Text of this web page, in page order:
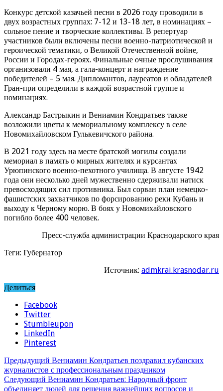
Конкурс детской казачьей песни в 2026 году проводили в
двух возрастных группах: 7-12 и 13-18 лет, в номинациях –
сольное пение и творческие коллективы. В репертуар
участников были включены песни военно-патриотической и
героической тематики, о Великой Отечественной войне,
России и Городах-героях. Финальные очные прослушивания
организовали 4 мая, а гала-концерт и награждение
победителей – 5 мая. Дипломантов, лауреатов и обладателей
Гран-при определили в каждой возрастной группе и
номинациях.
Александр Бастрыкин и Вениамин Кондратьев также
возложили цветы к мемориальному комплексу в селе
Новомихайловском Гулькевичского района.
В 2021 году здесь на месте братской могилы создали
мемориал в память о мирных жителях и курсантах
Урюпинского военно-пехотного училища. В августе 1942
года они несколько дней мужественно сдерживали натиск
превосходящих сил противника. Был сорван план немецко-
фашистских захватчиков по форсированию реки Кубань и
выходу к Черному морю. В боях у Новомихайловского
погибло более 400 человек.
Пресс-служба администрации Краснодарского края
Теги: Губернатор
Источник: admkrai.krasnodar.ru
Делиться
Facebook
Twitter
Stumbleupon
LinkedIn
Pinterest
Предыдущий Вениамин Кондратьев поздравил кубанских
журналистов с профессиональным праздником
Следующий Вениамин Кондратьев: Народный фронт
объединяет людей для решения важнейших вопросов и